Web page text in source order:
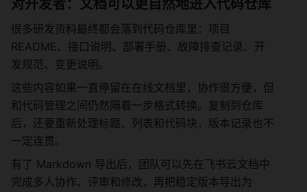
对开发者：文档可以更自然地进入代码仓库
很多研发资料最终都会落到代码仓库里：项目
README、接口说明、部署手册、故障排查记录、开
发规范、变更说明。
这些内容如果一直停留在在线文档里，协作很方便，但
和代码管理之间仍然隔着一步格式转换。复制到仓库
后，还要重新处理标题、列表和代码块，版本记录也不
一定连贯。
有了 Markdown 导出后，团队可以先在飞书云文档中